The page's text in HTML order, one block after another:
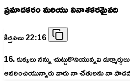
ప్రమాదకరం మరియు వినాశకరమైనది
కీర్తనలు 22:16
16. కుక్కలు నన్ను చుట్టుకొనియున్నవి
ఆవరించియున్నారు వారు నా చేతులను నా